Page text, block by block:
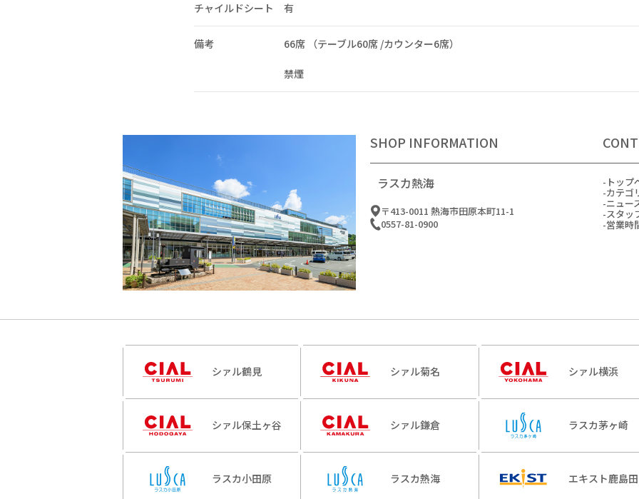
チャイルドシート 有
備考 66席 （テーブル60席 /カウンター6席）
禁煙
SHOP INFORMATION
ラスカ熱海
〒413-0011 熱海市田原本町11-1
0557-81-0900
トップ
カテゴ
ニュー
スタッ
営業時
シァル鶴見 シァル菊名 シァル横浜
シァル保土ヶ谷 シァル鎌倉 ラスカ茅ヶ崎
ラスカ小田原 ラスカ熱海 エキスト鹿島田